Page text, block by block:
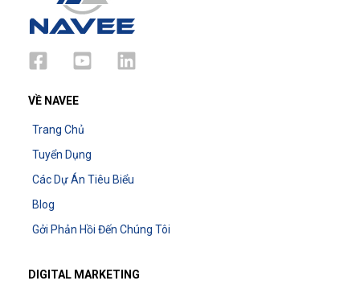
VỀ NAVEE
Trang Chủ
Tuyển Dụng
Các Dự Án Tiêu Biểu
Blog
Gởi Phản Hồi Đến Chúng Tôi
DIGITAL MARKETING